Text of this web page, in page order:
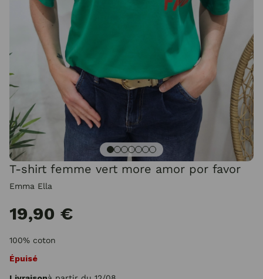
T-shirt femme vert more amor por favor
Emma Ella
19,90 €
100% coton
Épuisé